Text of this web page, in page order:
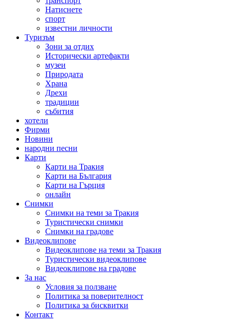
Натиснете
спорт
известни личности
Туризъм
Зони за отдих
Исторически артефакти
музеи
Природата
Храна
Дрехи
традиции
събития
хотели
Фирми
Новини
народни песни
Карти
Карти на Тракия
Карти на България
Карти на Гърция
онлайн
Снимки
Снимки на теми за Тракия
Туристически снимки
Снимки на градове
Видеоклипове
Видеоклипове на теми за Тракия
Туристически видеоклипове
Видеоклипове на градове
За нас
Условия за ползване
Политика за поверителност
Политика за бисквитки
Контакт